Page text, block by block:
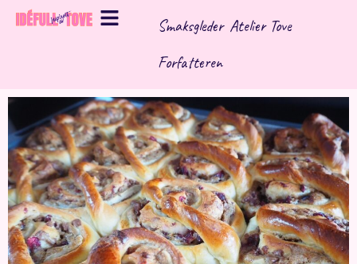
Hopp
rett
Smaksgleder Atelier Tove
Forfatteren